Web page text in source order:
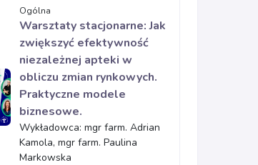
Ogólna
Warsztaty stacjonarne: Jak
zwiększyć efektywność
niezależnej apteki w
obliczu zmian rynkowych.
Praktyczne modele
biznesowe.
Wykładowca: mgr farm. Adrian
Kamola, mgr farm. Paulina
Markowska